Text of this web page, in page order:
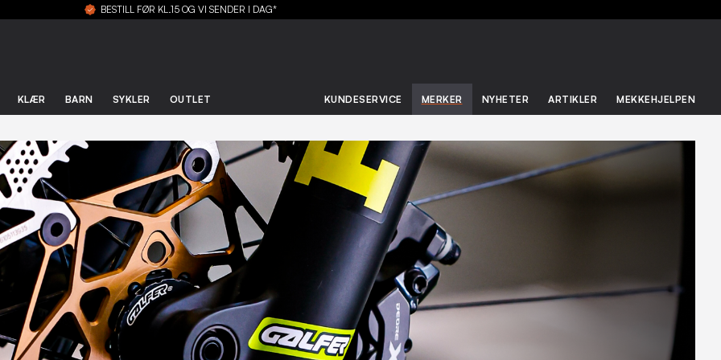
BESTILL FØR KL.15 OG VI SENDER I DAG*
KLÆR BARN SYKLER OUTLET KUNDESERVICE MERKER NYHETER ARTIKLER MEKKEHJELPEN